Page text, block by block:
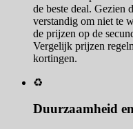
de beste deal. Gezien
verstandig om niet te
de prijzen op de
Vergelijk prijzen
kortingen.
♻️
Duurzaamheid